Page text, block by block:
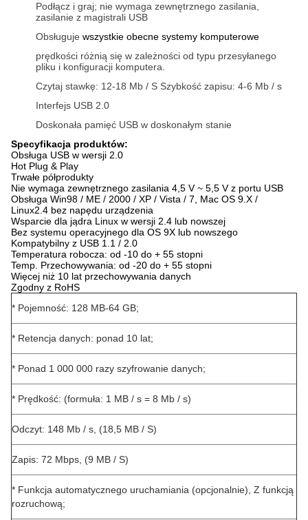
Podłącz i graj; nie wymaga zewnętrznego zasilania,
zasilanie z magistrali USB
Obsługuje wszystkie obecne systemy komputerowe
prędkości różnią się w zależności od typu przesyłanego
pliku i konfiguracji komputera.
Czytaj stawkę: 12-18 Mb / S Szybkość zapisu: 4-6 Mb / s
Interfejs USB 2.0
Doskonała pamięć USB w doskonałym stanie
Specyfikacja produktów:
Obsługa USB w wersji 2.0
Hot Plug & Play
Trwałe półprodukty
Nie wymaga zewnętrznego zasilania 4,5 V ~ 5,5 V z portu USB
Obsługa Win98 / ME / 2000 / XP / Vista / 7, Mac OS 9.X /
Linux2.4 bez napędu urządzenia
Wsparcie dla jądra Linux w wersji 2.4 lub nowszej
Bez systemu operacyjnego dla OS 9X lub nowszego
Kompatybilny z USB 1.1 / 2.0
Temperatura robocza: od -10 do + 55 stopni
Temp. Przechowywania: od -20 do + 55 stopni
Więcej niż 10 lat przechowywania danych
Zgodny z RoHS
* Pojemność: 128 MB-64 GB;
* Retencja danych: ponad 10 lat;
* Ponad 1 000 000 razy szyfrowanie danych;
* Prędkość: (formuła: 1 MB / s = 8 Mb / s)
Odczyt: 148 Mb / s, (18,5 MB / S)
Zapis: 72 Mbps, (9 MB / S)
* Funkcja automatycznego uruchamiania (opcjonalnie), Z funkcją
rozruchową;